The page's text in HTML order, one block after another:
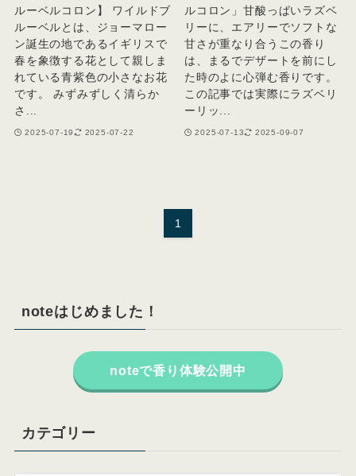
ルーベルコロン】 ワイルドブ
ルーベルとは、ジョーマロー
ン誕生の地であるイギリスで
春を象徴する花として親しま
れている青紫色の小さなお花
です。 みずみずしく清らか
さ...
2025-07-19 2025-07-22
ルコロン」甘酸っぱいラズベ
リーに、エアリーでソフトな
甘さが重なり合うこの香り
は、まるでデザートを前にし
た時のよに心弾む香りです。
この記事では実際にラズベリ
ーリッ...
2025-07-13 2025-09-07
1
noteはじめました！
noteで香り体験公開中
カテゴリー